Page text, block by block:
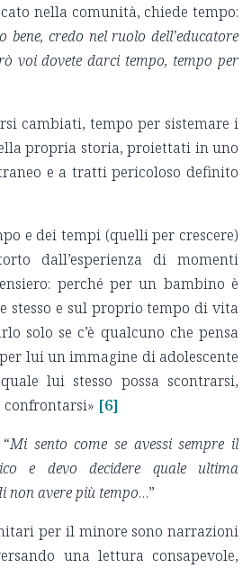
nella comunità, chiede tempo:
credo nel ruolo dell’educatore
voi dovete darci tempo, tempo per
cambiati, tempo per sistemare i
propria storia, proiettati in uno
e a tratti pericoloso definito
e dei tempi (quelli per crescere)
dall’esperienza di momenti
perché per un bambino è
stesso e sul proprio tempo di vita
solo se c’è qualcuno che pensa
lui un immagine di adolescente
lui stesso possa scontrarsi,
confrontarsi» [6]
Mi sento come se avessi sempre il
e devo decidere quale ultima
non avere più tempo…”
per il minore sono narrazioni
una lettura consapevole,